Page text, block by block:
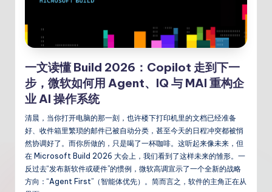
一文读懂 Build 2026：Copilot 走到下一
步，微软如何用 Agent、IQ 与 MAI 重构企
业 AI 操作系统
清晨，当你打开电脑的那一刻，也许楼下打印机里的文档已经准备
好、收件箱里繁琐的邮件已被自动分类，甚至今天的日程冲突都被悄
然协调好了。而你所做的，只是喝了一杯咖啡。这听起来像未来，但
在 Microsoft Build 2026 大会上，我们看到了这样未来的雏形。一
反过去“发布新软件或硬件”的惯例，微软高调宣示了一个全新的战略
方向：“Agent First”（智能体优先）。简而言之，软件的主角正在从